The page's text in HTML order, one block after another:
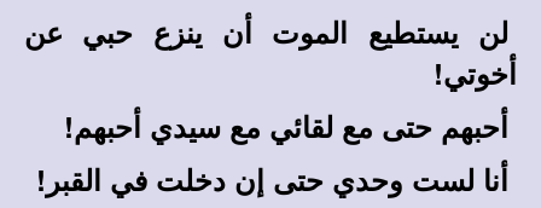
لن يستطيع الموت أن ينزع حبي عن
أخوتي!
أحبهم حتى مع لقائي مع سيدي أحبهم!
أنا لست وحدي حتى إن دخلت في القبر!